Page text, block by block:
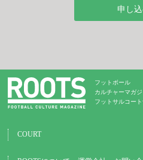
申し
フットボール
カルチャーマガ
フットサルコー
COURT